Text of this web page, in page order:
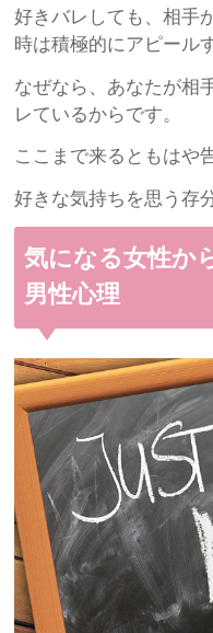
好きバレしても、相手
時は積極的にアピール
なぜなら、あなたが相
レているからです。
ここまで来るともはや
好きな気持ちを思う存
気になる女性から好きバレした場合の
男性心理